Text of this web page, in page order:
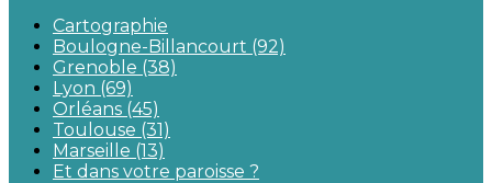
Cartographie
Boulogne-Billancourt (92)
Grenoble (38)
Lyon (69)
Orléans (45)
Toulouse (31)
Marseille (13)
Et dans votre paroisse ?